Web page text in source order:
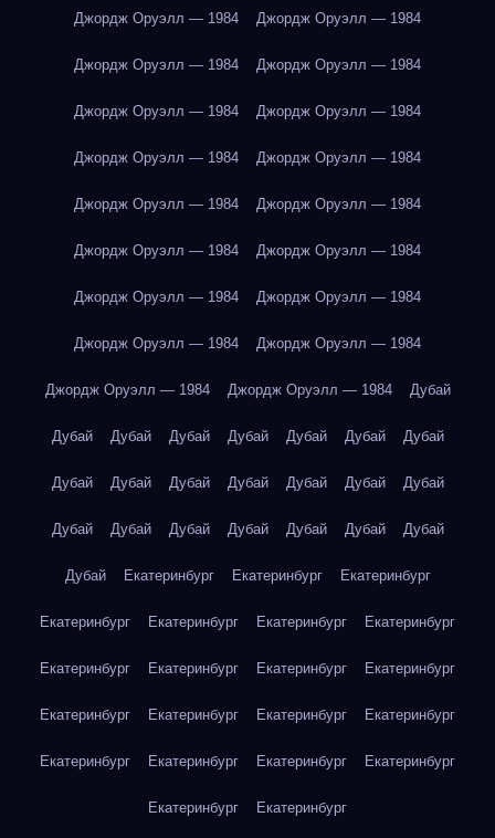
Джордж Оруэлл — 1984 Джордж Оруэлл — 1984
Джордж Оруэлл — 1984 Джордж Оруэлл — 1984
Джордж Оруэлл — 1984 Джордж Оруэлл — 1984
Джордж Оруэлл — 1984 Джордж Оруэлл — 1984
Джордж Оруэлл — 1984 Джордж Оруэлл — 1984
Джордж Оруэлл — 1984 Джордж Оруэлл — 1984
Джордж Оруэлл — 1984 Джордж Оруэлл — 1984
Джордж Оруэлл — 1984 Джордж Оруэлл — 1984
Джордж Оруэлл — 1984 Джордж Оруэлл — 1984 Дубай
Дубай Дубай Дубай Дубай Дубай Дубай Дубай
Дубай Дубай Дубай Дубай Дубай Дубай Дубай
Дубай Дубай Дубай Дубай Дубай Дубай Дубай
Дубай Екатеринбург Екатеринбург Екатеринбург
Екатеринбург Екатеринбург Екатеринбург Екатеринбург
Екатеринбург Екатеринбург Екатеринбург Екатеринбург
Екатеринбург Екатеринбург Екатеринбург Екатеринбург
Екатеринбург Екатеринбург Екатеринбург Екатеринбург
Екатеринбург Екатеринбург